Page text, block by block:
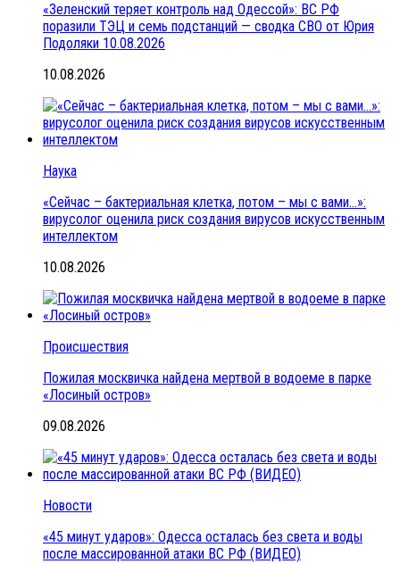
«Зеленский теряет контроль над Одессой»: ВС РФ
поразили ТЭЦ и семь подстанций — сводка СВО от Юрия
Подоляки 10.08.2026
10.08.2026
Наука
«Сейчас – бактериальная клетка, потом – мы с вами…»:
вирусолог оценила риск создания вирусов искусственным
интеллектом
10.08.2026
Происшествия
Пожилая москвичка найдена мертвой в водоеме в парке
«Лосиный остров»
09.08.2026
Новости
«45 минут ударов»: Одесса осталась без света и воды
после массированной атаки ВС РФ (ВИДЕО)